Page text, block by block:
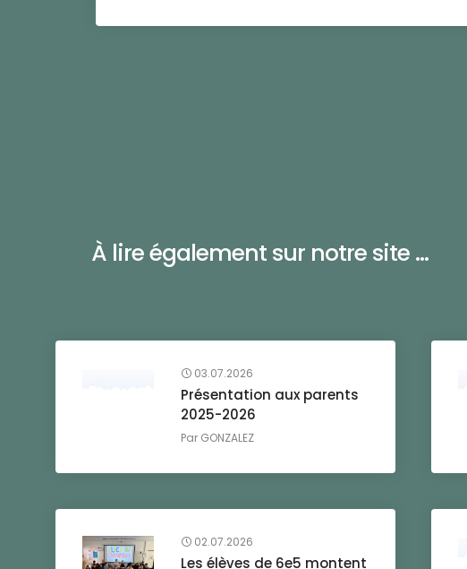
À lire également sur notre site ...
03.07.2026
Présentation aux parents
2025-2026
Par GONZALEZ
02.07.2026
Les élèves de 6e5 montent